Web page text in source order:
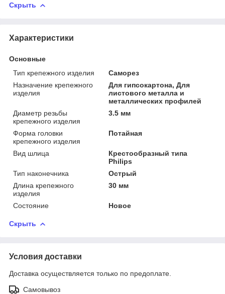
Скрыть
Характеристики
Основные
Тип крепежного изделия
Саморез
Назначение крепежного
изделия
Для гипсокартона, Для
листового металла и
металлических профилей
Диаметр резьбы
крепежного изделия
3.5 мм
Форма головки
крепежного изделия
Потайная
Вид шлица
Крестообразный типа
Philips
Тип наконечника
Острый
Длина крепежного
изделия
30 мм
Состояние Новое
Скрыть
Условия доставки
Доставка осуществляется только по предоплате.
Самовывоз